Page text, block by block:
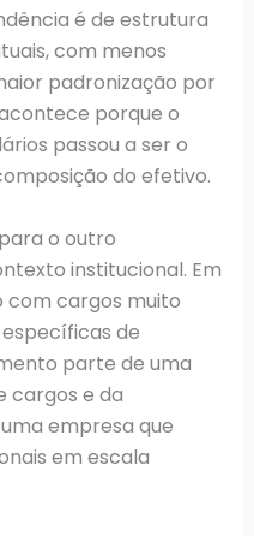
é de estrutura
com menos
padronização por
porque o
passou a ser o
do efetivo.
o outro
institucional. Em
com cargos muito
de
parte de uma
cargos e da
empresa que
em escala